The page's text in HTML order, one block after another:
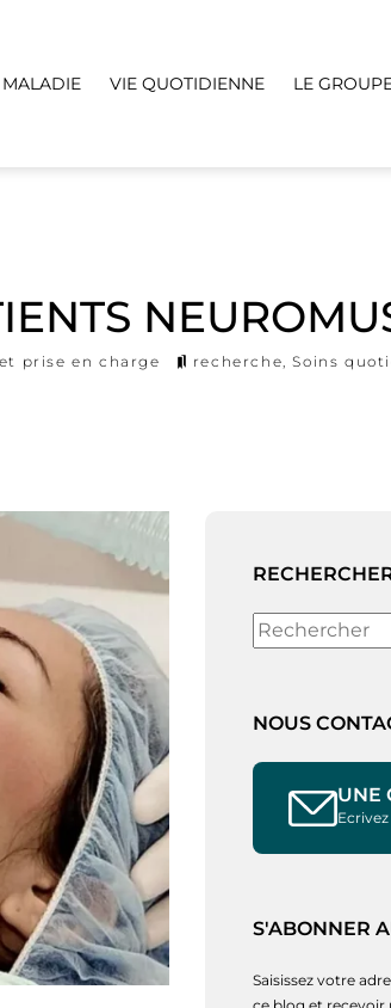
MALADIE VIE QUOTIDIENNE LE
prise en charge recherche,Soins
Rechercher
NOUS
UNE
S'ABONNER
Saisissez votre